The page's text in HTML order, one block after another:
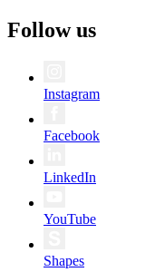
Follow us
Instagram
Facebook
LinkedIn
YouTube
Shapes